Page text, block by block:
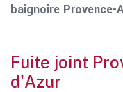
baignoire Provence-
Fuite joint
d'Azur